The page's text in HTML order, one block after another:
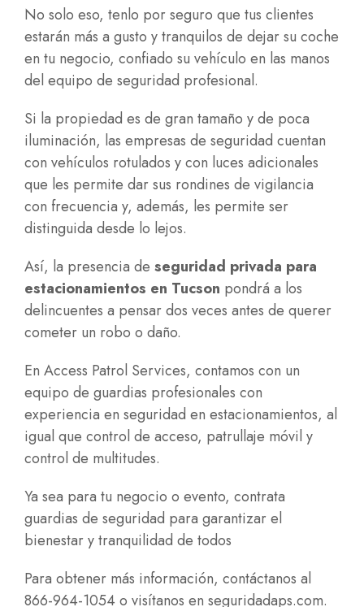
No solo eso, tenlo por seguro que tus clientes
estarán más a gusto y tranquilos de dejar su coche
en tu negocio, confiado su vehículo en las manos
del equipo de seguridad profesional.
Si la propiedad es de gran tamaño y de poca
iluminación, las empresas de seguridad cuentan
con vehículos rotulados y con luces adicionales
que les permite dar sus rondines de vigilancia
con frecuencia y, además, les permite ser
distinguida desde lo lejos.
Así, la presencia de seguridad privada para
estacionamientos en Tucson pondrá a los
delincuentes a pensar dos veces antes de querer
cometer un robo o daño.
En Access Patrol Services, contamos con un
equipo de guardias profesionales con
experiencia en seguridad en estacionamientos, al
igual que control de acceso, patrullaje móvil y
control de multitudes.
Ya sea para tu negocio o evento, contrata
guardias de seguridad para garantizar el
bienestar y tranquilidad de todos
Para obtener más información, contáctanos al
866-964-1054 o visítanos en seguridadaps.com.